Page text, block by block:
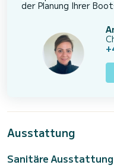
der Planung Ihrer
Ausstattung
Sanitäre Ausstattung